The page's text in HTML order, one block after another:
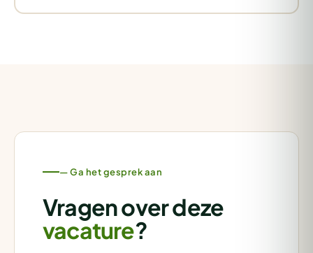
— Ga het gesprek aan
Vragen over deze
vacature?